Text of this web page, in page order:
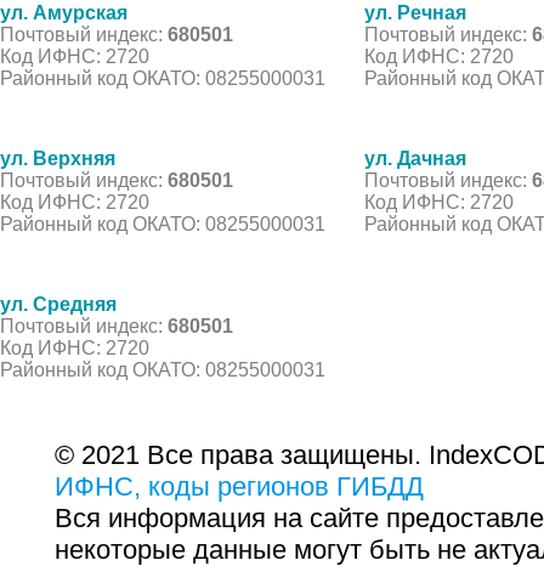
ул. Амурская
Почтовый индекс: 680501
Код ИФНС: 2720
Районный код ОКАТО: 08255000031
ул. Речная
Почтовый индекс:
Код ИФНС: 2720
Районный код
ул. Верхняя
Почтовый индекс: 680501
Код ИФНС: 2720
Районный код ОКАТО: 08255000031
ул. Дачная
Почтовый индекс:
Код ИФНС: 2720
Районный код
ул. Средняя
Почтовый индекс: 680501
Код ИФНС: 2720
Районный код ОКАТО: 08255000031
© 2021 Все права защищены.
ИФНС, коды регионов ГИБДД
Вся информация на сайте
некоторые данные могут быть не